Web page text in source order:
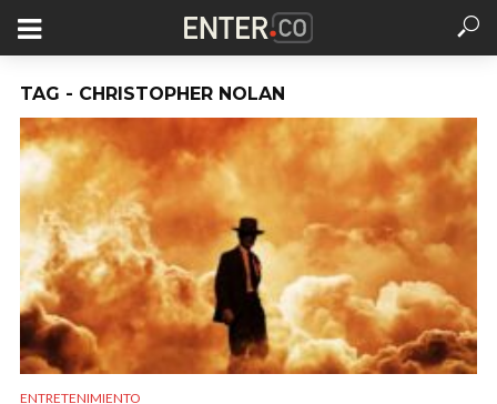
TAG - CHRISTOPHER NOLAN
ENTRETENIMIENTO